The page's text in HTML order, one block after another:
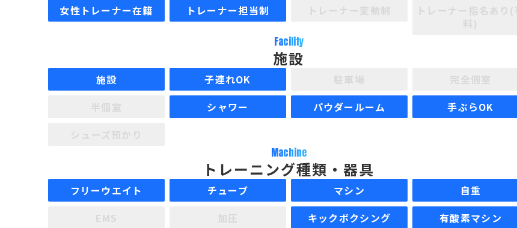
女性トレーナー在籍 トレーナー担当制
Facility
施設
施設 子連れOK
シャワー パウダールーム
手ぶらOK
Machine
トレーニング種類・器具
フリーウエイト チューブ マシン
自重
キックボクシング
有酸素マシン